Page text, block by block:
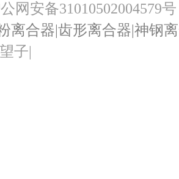
网安备31010502004579号
离合器|齿形离合器|神钢
子|